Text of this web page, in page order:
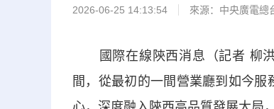
2026-06-25 14:13:54 來源：中央廣電總
國際在線陝西消息（記者 柳洪
間，從最初的一間營業廳到如今服